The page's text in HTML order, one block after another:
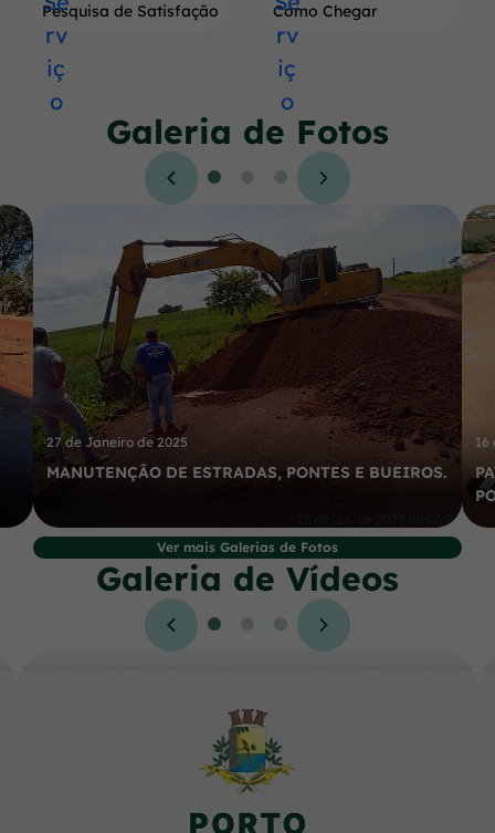
Pesquisa de Satisfação Como Chegar
Seção Galeria de Fotos
Galeria de Fotos
27 de Janeiro de 2025
MANUTENÇÃO DE ESTRADAS, PONTES E BUEIROS.
16
Ver mais Galerias de Fotos
Seção Galeria de Vídeos
Galeria de Vídeos